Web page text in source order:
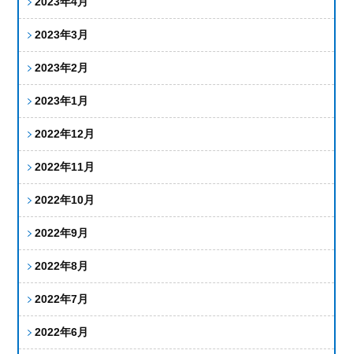
2023年3月
2023年2月
2023年1月
2022年12月
2022年11月
2022年10月
2022年9月
2022年8月
2022年7月
2022年6月